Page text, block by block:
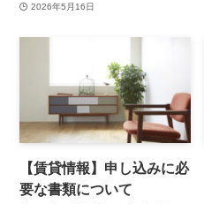
2026年5月16日
【賃貸情報】申し込みに必
要な書類について